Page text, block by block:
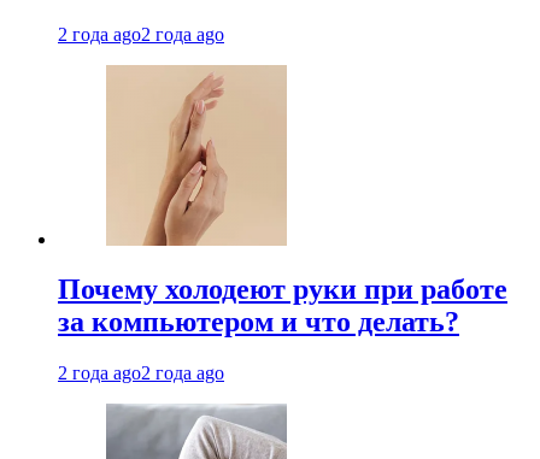
2 года ago2 года ago
Почему холодеют руки при работе
за компьютером и что делать?
2 года ago2 года ago